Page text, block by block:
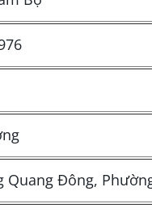
Quang Đông,